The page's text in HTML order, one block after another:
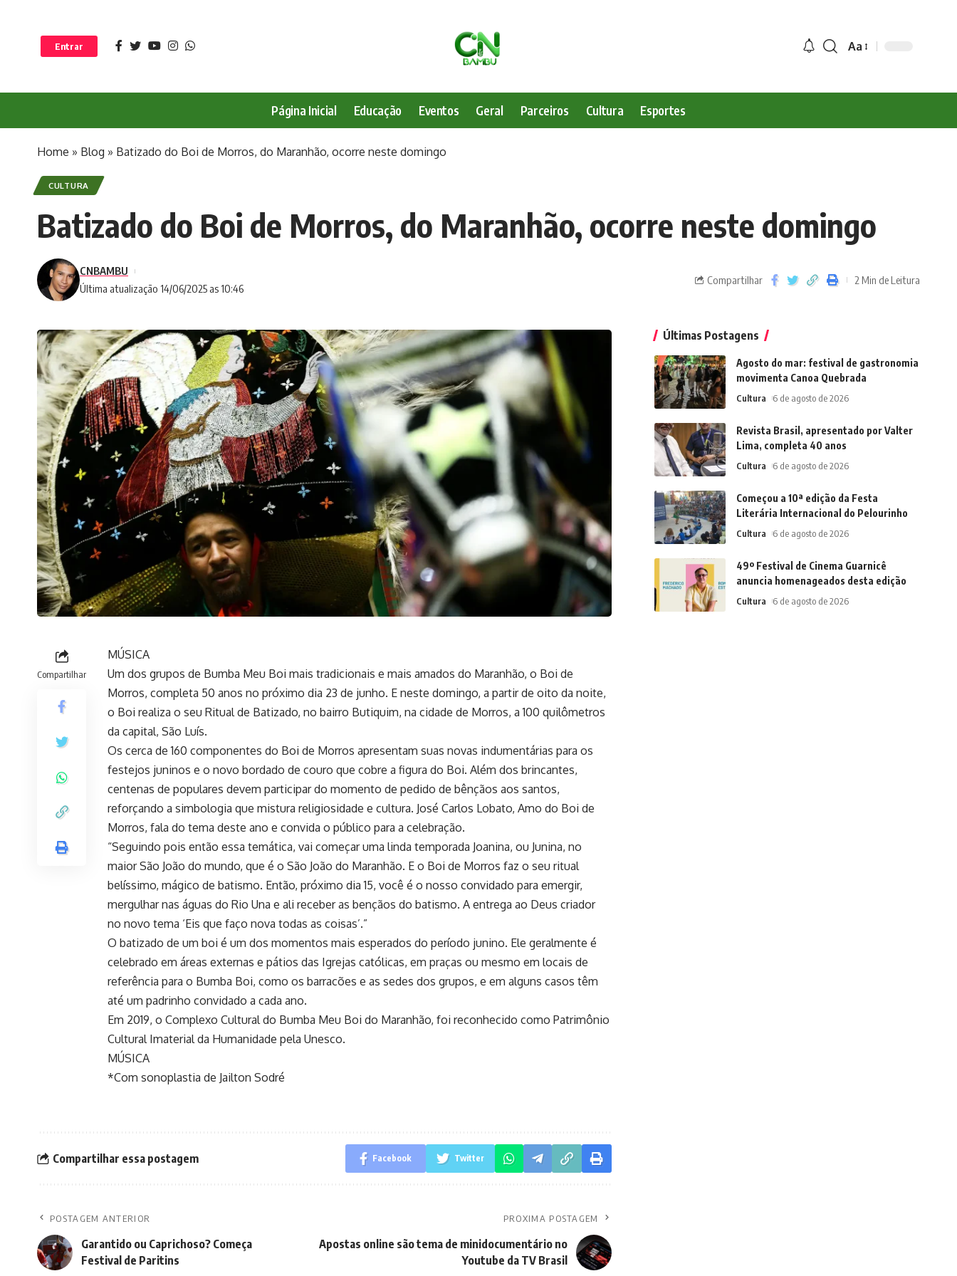
Entrar Aa
Página Inicial Educação Eventos Geral Parceiros Cultura Esportes
Home » Blog » Batizado do Boi de Morros, do Maranhão, ocorre neste domingo
CULTURA
Batizado do Boi de Morros, do Maranhão, ocorre neste domingo
Última atualização 14/06/2025 as 10:46
CNBAMBU
Compartilhar 2 Min de Leitura
Compartilhar
MÚSICA
Um dos grupos de Bumba Meu Boi mais tradicionais e mais amados do Maranhão, o Boi de
Morros, completa 50 anos no próximo dia 23 de junho. E neste domingo, a partir de oito da noite,
o Boi realiza o seu Ritual de Batizado, no bairro Butiquim, na cidade de Morros, a 100 quilômetros
da capital, São Luís.
Os cerca de 160 componentes do Boi de Morros apresentam suas novas indumentárias para os
festejos juninos e o novo bordado de couro que cobre a figura do Boi. Além dos brincantes,
centenas de populares devem participar do momento de pedido de bênçãos aos santos,
reforçando a simbologia que mistura religiosidade e cultura. José Carlos Lobato, Amo do Boi de
Morros, fala do tema deste ano e convida o público para a celebração.
“Seguindo pois então essa temática, vai começar uma linda temporada Joanina, ou Junina, no
maior São João do mundo, que é o São João do Maranhão. E o Boi de Morros faz o seu ritual
belíssimo, mágico de batismo. Então, próximo dia 15, você é o nosso convidado para emergir,
mergulhar nas águas do Rio Una e ali receber as bençãos do batismo. A entrega ao Deus criador
no novo tema ‘Eis que faço nova todas as coisas’.”
O batizado de um boi é um dos momentos mais esperados do período junino. Ele geralmente é
celebrado em áreas externas e pátios das Igrejas católicas, em praças ou mesmo em locais de
referência para o Bumba Boi, como os barracões e as sedes dos grupos, e em alguns casos têm
até um padrinho convidado a cada ano.
Em 2019, o Complexo Cultural do Bumba Meu Boi do Maranhão, foi reconhecido como Patrimônio
Cultural Imaterial da Humanidade pela Unesco.
MÚSICA
*Com sonoplastia de Jailton Sodré
Compartilhar essa postagem Facebook Twitter
POSTAGEM ANTERIOR
Garantido ou Caprichoso? Começa
Festival de Paritins
PROXIMA POSTAGEM
Apostas online são tema de minidocumentário no
Youtube da TV Brasil
Últimas Postagens
Agosto do mar: festival de gastronomia
movimenta Canoa Quebrada
Cultura 6 de agosto de 2026
Revista Brasil, apresentado por Valter
Lima, completa 40 anos
Cultura 6 de agosto de 2026
Começou a 10ª edição da Festa
Literária Internacional do Pelourinho
Cultura 6 de agosto de 2026
49º Festival de Cinema Guarnicê
anuncia homenageados desta edição
Cultura 6 de agosto de 2026